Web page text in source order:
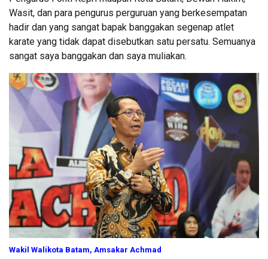
Wasit, dan para pengurus perguruan yang berkesempatan
hadir dan yang sangat bapak banggakan segenap atlet
karate yang tidak dapat disebutkan satu persatu. Semuanya
sangat saya banggakan dan saya muliakan.
Wakil Walikota Batam, Amsakar Achmad